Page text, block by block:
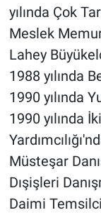
yılında Çok
Meslek
Lahey
1988 yılında
1990 yılında
1990 yılında
Müsteşar
Dışişleri
Daimi